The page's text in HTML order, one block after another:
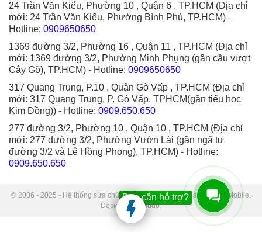
24 Trần Văn Kiểu, Phường 10 , Quận 6 , TP.HCM (Địa chỉ
mới: 24 Trần Văn Kiểu, Phường Bình Phú, TP.HCM) -
Hotline: 0909650650
1369 đường 3/2, Phường 16 , Quận 11 , TP.HCM (Địa chỉ
mới: 1369 đường 3/2, Phường Minh Phụng (gần cầu vượt
Cây Gõ), TP.HCM) - Hotline: 0909650650
317 Quang Trung, P.10 , Quận Gò Vấp , TP.HCM (Địa chỉ
mới: 317 Quang Trung, P. Gò Vấp, TPHCM(gần tiểu học
Kim Đồng)) - Hotline: 0909.650.650
277 đường 3/2, Phường 10 , Quận 10 , TP.HCM (Địa chỉ
mới: 277 đường 3/2, Phường Vườn Lài (gần ngã tư
đường 3/2 và Lê Hồng Phong), TP.HCM) - Hotline:
0909.650.650
© 2006 - 2025 - Hệ thống sửa chữa điện thoại di động Thành Trung Mobile.
Designed by Sudo.
Bạn cần hỗ trợ?